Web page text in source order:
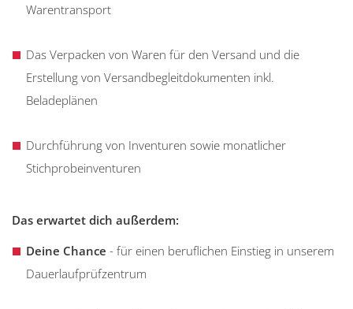
Warentransport
Das Verpacken von Waren für den Versand und die
Erstellung von Versandbegleitdokumenten inkl.
Beladeplänen
Durchführung von Inventuren sowie monatlicher
Stichprobeinventuren
Das erwartet dich außerdem:
Deine Chance - für einen beruflichen Einstieg in unserem
Dauerlaufprüfzentrum